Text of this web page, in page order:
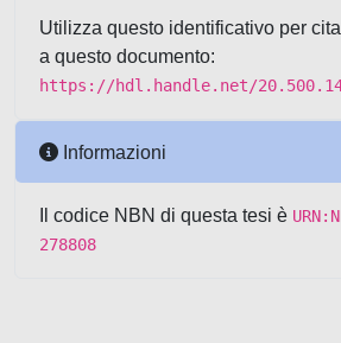
Utilizza questo identificativo per
a questo documento:
https://hdl.handle.net/
Informazioni
Il codice NBN di questa tesi è
278808